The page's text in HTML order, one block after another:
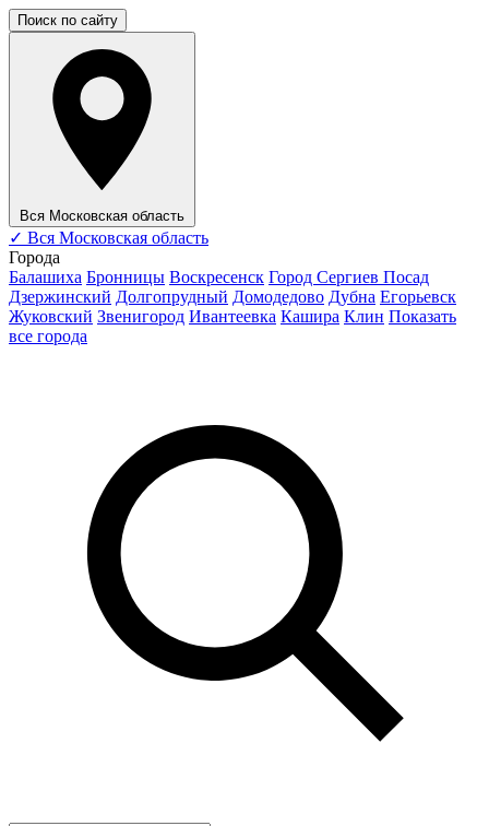
Поиск по сайту
Вся Московская область
✓ Вся Московская область
Города
Балашиха Бронницы Воскресенск Город Сергиев Посад
Дзержинский Долгопрудный Домодедово Дубна Егорьевск
Жуковский Звенигород Ивантеевка Кашира Клин Показать
все города